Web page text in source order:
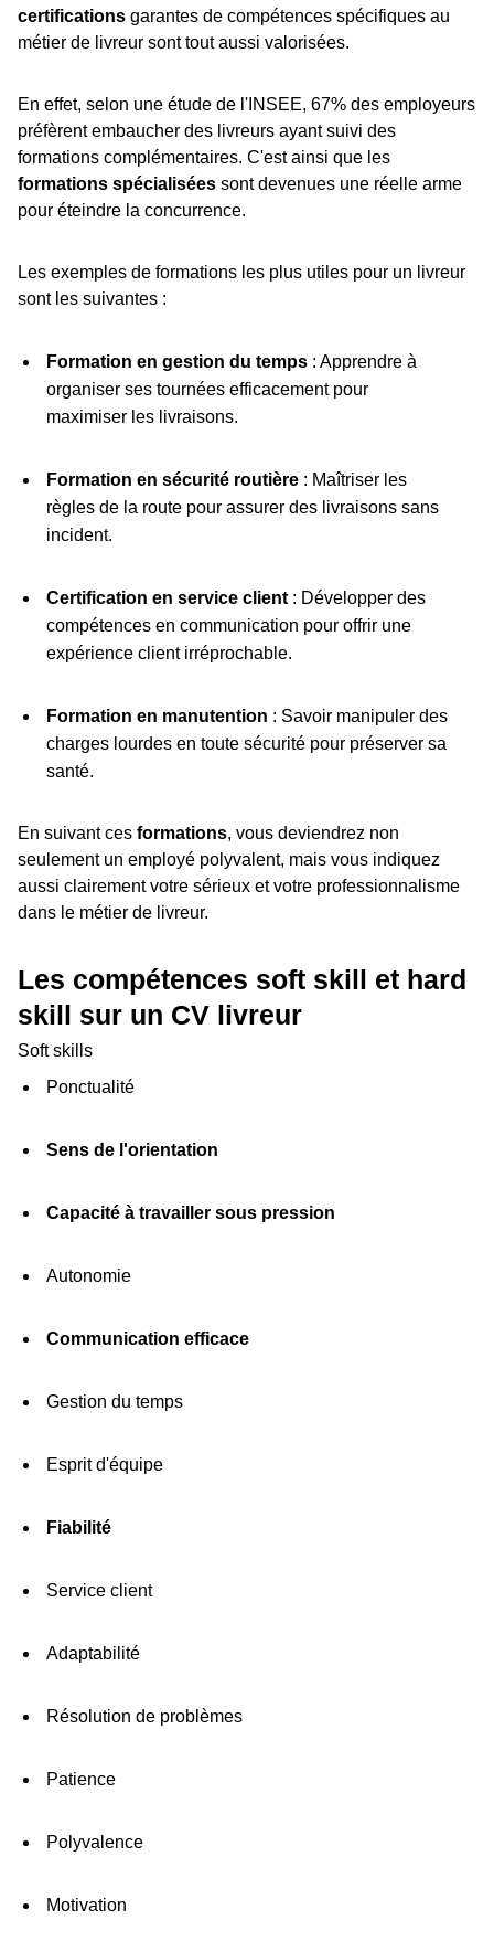
certifications garantes de compétences spécifiques au
métier de livreur sont tout aussi valorisées.
En effet, selon une étude de l'INSEE, 67% des employeurs
préfèrent embaucher des livreurs ayant suivi des
formations complémentaires. C'est ainsi que les
formations spécialisées sont devenues une réelle arme
pour éteindre la concurrence.
Les exemples de formations les plus utiles pour un livreur
sont les suivantes :
Formation en gestion du temps: Apprendre à
organiser ses tournées efficacement pour
maximiser les livraisons.
Formation en sécurité routière: Maîtriser les
règles de la route pour assurer des livraisons sans
incident.
Certification en service client: Développer des
compétences en communication pour offrir une
expérience client irréprochable.
Formation en manutention : Savoir manipuler des
charges lourdes en toute sécurité pour préserver sa
santé.
En suivant ces formations, vous deviendrez non
seulement un employé polyvalent, mais vous indiquez
aussi clairement votre sérieux et votre professionnalisme
dans le métier de livreur.
Les compétences soft skill et hard
skill sur un CV livreur
Soft skills
Ponctualité
Sens de l'orientation
Capacité à travailler sous pression
Autonomie
Communication efficace
Gestion du temps
Esprit d'équipe
Fiabilité
Service client
Adaptabilité
Résolution de problèmes
Patience
Polyvalence
Motivation